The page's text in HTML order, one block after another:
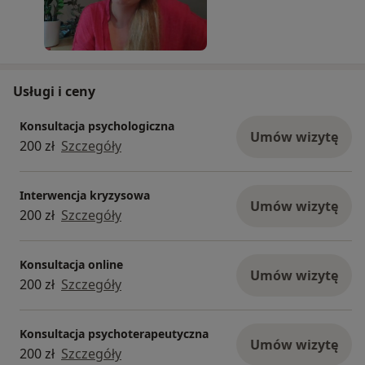
pełni komfortowa.
Umów się na spotkanie online i sprawdź, czy to
Usługi i ceny
Konsultacja psychologiczna
200 zł Szczegóły Umów wizytę
Interwencja kryzysowa
200 zł Szczegóły Umów wizytę
Konsultacja online
200 zł Szczegóły Umów wizytę
Konsultacja psychoterapeutyczna
200 zł Szczegóły Umów wizytę